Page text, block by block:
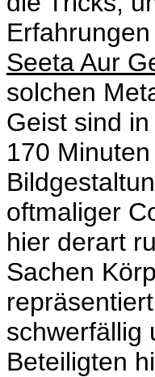
Seeta Aur
solchen
Geist sind
170
oftmaliger
hier derart
Sachen
schwerfällig
Beteiligten